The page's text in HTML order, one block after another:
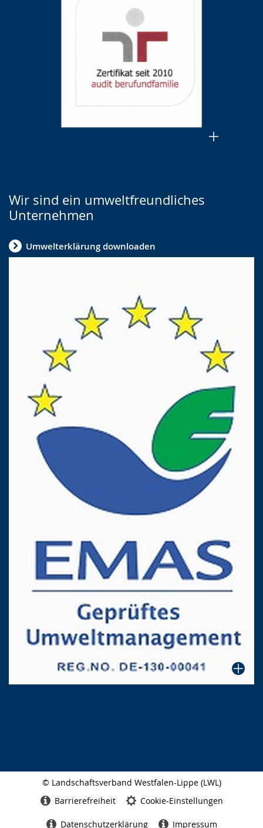
Wir sind ein umweltfreundliches
Unternehmen
Umwelterklärung downloaden
© Landschaftsverband Westfalen-Lippe (LWL)
Barrierefreiheit Cookie-Einstellungen
Datenschutzerklärung Impressum